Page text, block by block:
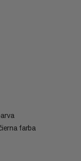
farba